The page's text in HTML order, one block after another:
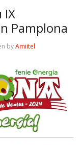
IX
Pamplona
byAmiitel